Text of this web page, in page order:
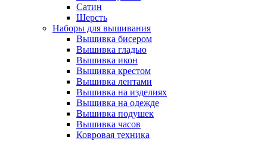
Сатин
Шерсть
Наборы для вышивания
Вышивка бисером
Вышивка гладью
Вышивка икон
Вышивка крестом
Вышивка лентами
Вышивка на изделиях
Вышивка на одежде
Вышивка подушек
Вышивка часов
Ковровая техника